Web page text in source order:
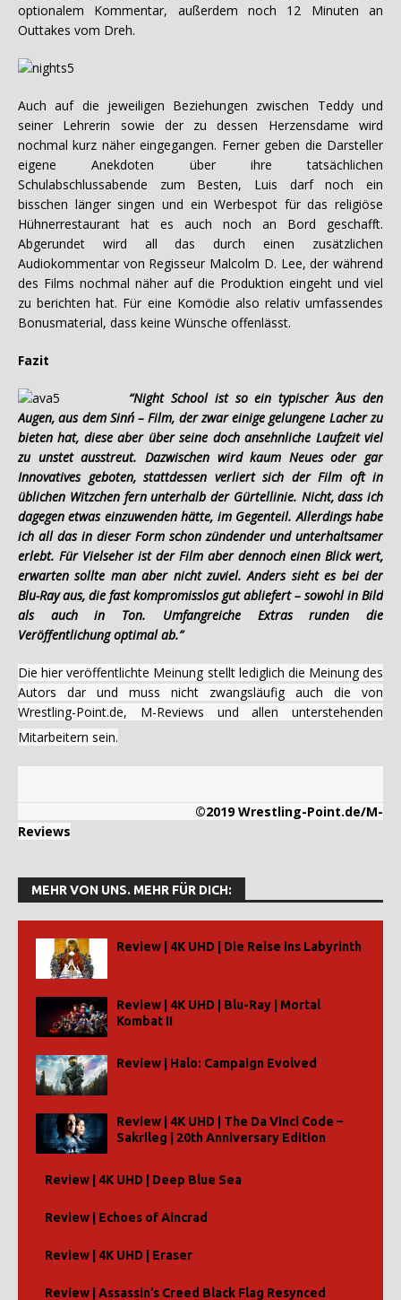
optionalem Kommentar, außerdem noch 12 Minuten an
Outtakes vom Dreh.
Auch auf die jeweiligen Beziehungen zwischen Teddy und
seiner Lehrerin sowie der zu dessen Herzensdame wird
nochmal kurz näher eingegangen. Ferner geben die Darsteller
eigene Anekdoten über ihre tatsächlichen
Schulabschlussabende zum Besten, Luis darf noch ein
bisschen länger singen und ein Werbespot für das religiöse
Hühnerrestaurant hat es auch noch an Bord geschafft.
Abgerundet wird all das durch einen zusätzlichen
Audiokommentar von Regisseur Malcolm D. Lee, der während
des Films nochmal näher auf die Produktion eingeht und viel
zu berichten hat. Für eine Komödie also relativ umfassendes
Bonusmaterial, dass keine Wünsche offenlässt.
Fazit
“Night School ist so ein typischer ´Aus den
Augen, aus dem Sinn´ – Film, der zwar einige gelungene Lacher zu
bieten hat, diese aber über seine doch ansehnliche Laufzeit viel
zu unstet ausstreut. Dazwischen wird kaum Neues oder gar
Innovatives geboten, stattdessen verliert sich der Film oft in
üblichen Witzchen fern unterhalb der Gürtellinie. Nicht, dass ich
dagegen etwas einzuwenden hätte, im Gegenteil. Allerdings habe
ich all das in dieser Form schon zündender und unterhaltsamer
erlebt. Für Vielseher ist der Film aber dennoch einen Blick wert,
erwarten sollte man aber nicht zuviel. Anders sieht es bei der
Blu-Ray aus, die fast kompromisslos gut abliefert – sowohl in Bild
als auch in Ton. Umfangreiche Extras runden die
Veröffentlichung optimal ab.”
Die hier veröffentlichte Meinung stellt lediglich die Meinung des
Autors dar und muss nicht zwangsläufig auch die von
Wrestling-Point.de, M-Reviews und allen unterstehenden
Mitarbeitern sein.
©2019 Wrestling-Point.de/M-
Reviews
MEHR VON UNS. MEHR FÜR DICH:
Review | 4K UHD | Die Reise ins Labyrinth
Review | 4K UHD | Blu-Ray | Mortal
Kombat II
Review | Halo: Campaign Evolved
Review | 4K UHD | The Da Vinci Code –
Sakrileg | 20th Anniversary Edition
Review | 4K UHD | Deep Blue Sea
Review | Echoes of Aincrad
Review | 4K UHD | Eraser
Review | Assassin’s Creed Black Flag Resynced